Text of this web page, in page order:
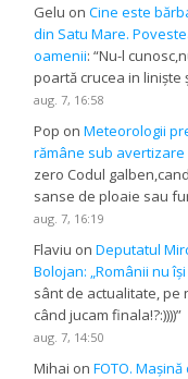
Gelu onCine este
din Satu Mare.
oamenii: “Nu-l
poartă crucea in
aug. 7, 16:58
Pop onMeteorologii
rămâne sub
zero Codul
sanse de ploaie sau
aug. 7, 16:19
Flaviu onDeputatul
Bolojan: „Românii nu
sânt de actualitate, pe
când jucam finala!?:))))”
aug. 7, 14:50
Mihai onFOTO.